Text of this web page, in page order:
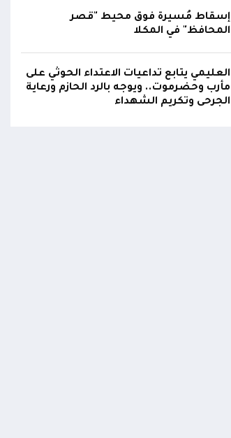
إسقاط مُسيرة فوق محيط "قصر
المحافظ" في المكلا
العليمي يتابع تداعيات الاعتداء الحوثي على
مأرب وحضرموت.. ويوجه بالرد الحازم ورعاية
الجرحى وتكريم الشهداء